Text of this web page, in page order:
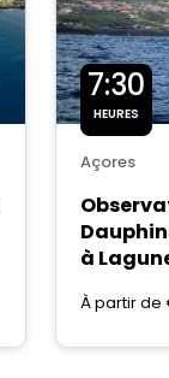
7:30
HEURES
Açores
à
À partir de